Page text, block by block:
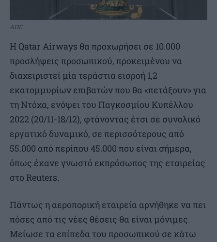
ΑΠΕ
Η Qatar Airways θα προχωρήσει σε 10.000
προσλήψεις προσωπικού, προκειμένου να
διαχειριστεί μία τεράστια εισροή 1,2
εκατομμυρίων επιβατών που θα «πετάξουν» για
τη Ντόχα, ενόψει του Παγκοσμίου Κυπέλλου
2022 (20/11-18/12), φτάνοντας έτσι σε συνολικό
εργατικό δυναμικό, σε περισσότερους από
55.000 από περίπου 45.000 που είναι σήμερα,
όπως έκανε γνωστό εκπρόσωπος της εταιρείας
στο Reuters.
Πάντως η αεροπορική εταιρεία αρνήθηκε να πει
πόσες από τις νέες θέσεις θα είναι μόνιμες.
Μείωσε τα επίπεδα του προσωπικού σε κάτω